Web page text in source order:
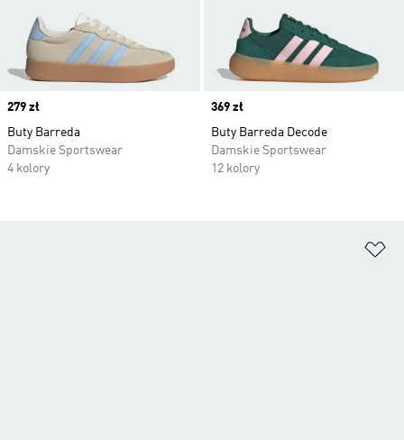
Price
279 zł
Buty Barreda
Damskie Sportswear
4 kolory
Price
369 zł
Buty Barreda Decode
Damskie Sportswear
12 kolory